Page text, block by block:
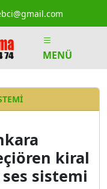
MENÜ
kiral
ses sistemi